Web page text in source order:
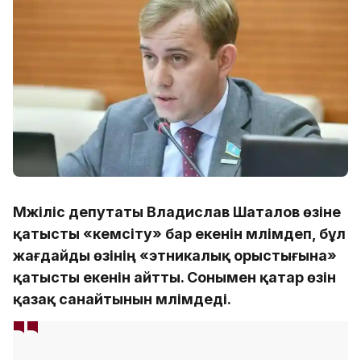
Мәжіліс депутаты Владислав Шаталов өзіне
қатысты «кемсіту» бар екенін мәлімдеп, бұл
жағдайды өзінің «этникалық орыстығына»
қатысты екенін айтты. Сонымен қатар өзін
қазақ санайтынын мәлімдеді.